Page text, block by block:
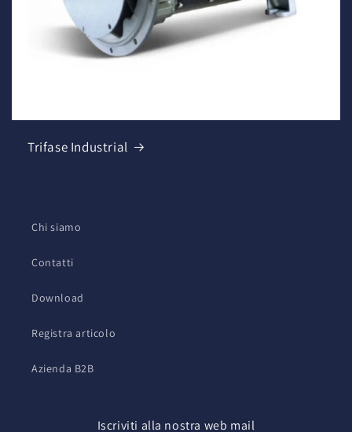
Trifase Industrial
Chi siamo
Contatti
Download
Registra articolo
Azienda B2B
Iscriviti alla nostra web mail